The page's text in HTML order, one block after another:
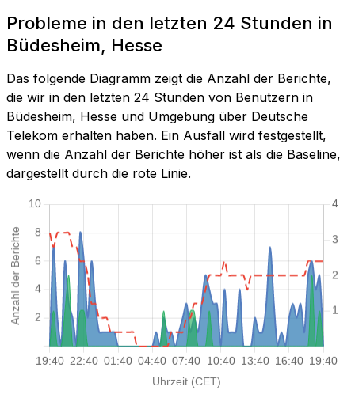
Probleme in den letzten 24 Stunden in
Büdesheim, Hesse
Das folgende Diagramm zeigt die Anzahl der Berichte,
die wir in den letzten 24 Stunden von Benutzern in
Büdesheim, Hesse und Umgebung über Deutsche
Telekom erhalten haben. Ein Ausfall wird festgestellt,
wenn die Anzahl der Berichte höher ist als die Baseline,
dargestellt durch die rote Linie.